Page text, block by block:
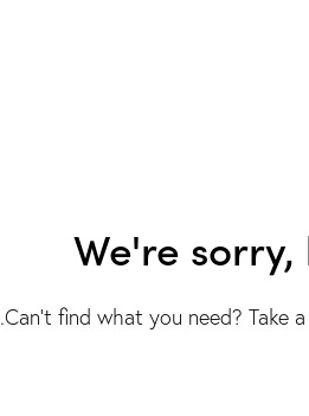
We're
Can't find what you need? Take
.